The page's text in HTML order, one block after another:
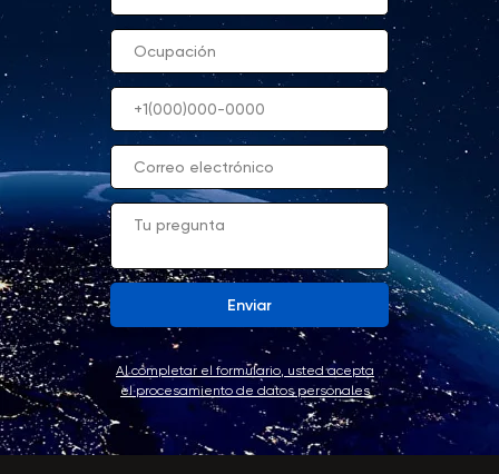
Enviar
Al completar el formulario, usted acepta
el procesamiento de datos personales